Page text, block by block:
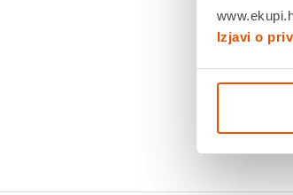
Izjavi o